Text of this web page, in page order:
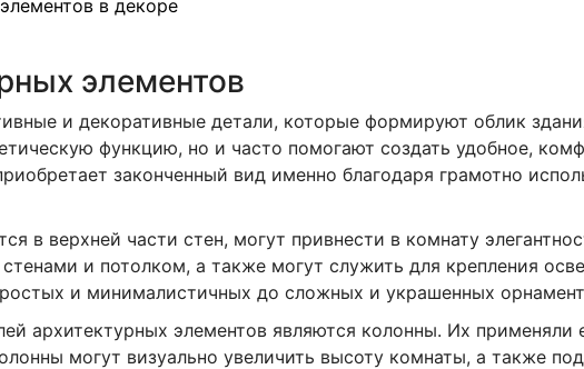
в декоре
элементов
и декоративные детали, которые формируют облик
функцию, но и часто помогают создать удобное,
законченный вид именно благодаря грамотно
в верхней части стен, могут привнести в комнату
и потолком, а также могут служить для крепления
и минималистичных до сложных и украшенных
архитектурных элементов являются колонны. Их
могут визуально увеличить высоту комнаты, а также